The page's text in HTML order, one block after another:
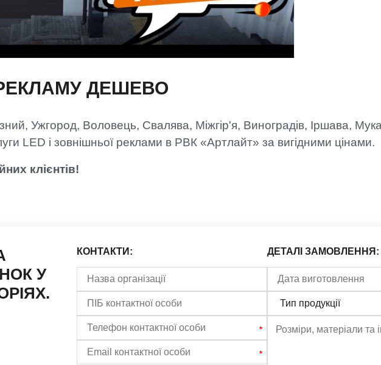
ДЕШЕВО
Ужгород, Воловець, Свалява, Міжгір'я, Виноградів, Іршава,
LED і зовнішньої реклами в РВК «Артлайт» за вигідними цінами.
клієнтів!
У
КОНТАКТИ: ДЕТАЛІ ЗАМОВЛЕННЯ: